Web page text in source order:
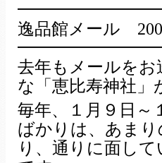
逸品館メール
去年もメールをお
な「恵比寿神社」
毎年、１月９日～
ばかりは、あま
り、通りに面し